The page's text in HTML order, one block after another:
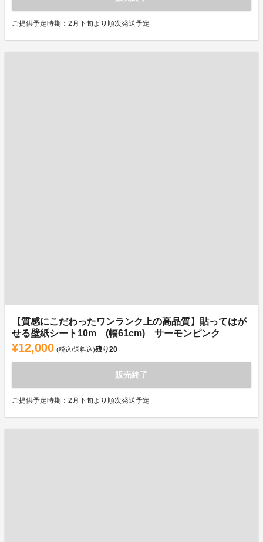
ご提供予定時期：2月下旬より順次発送予定
【質感にこだわったワンランク上の高品質】貼ってはが
せる壁紙シート10m (幅61cm) サーモンピンク
¥12,000 (税込/送料込)残り20
販売終了
ご提供予定時期：2月下旬より順次発送予定